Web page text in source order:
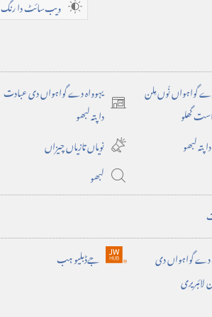
ویب‌سائٹ دا رنگ
گواہواں نُوں مِلن
گھلو
یہوواہ دے گواہواں دی عبادت
دا پتہ لبھو(opens
new
window)
پتہ لبھو
نویاں تازیاں چیزاں
لبھو
دے گواہواں دی
جےڈبلیو ہب(opens